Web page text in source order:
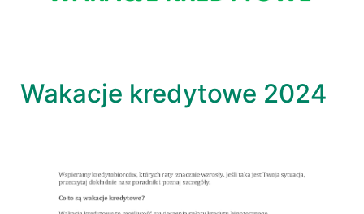
Wakacje kredytowe 2024